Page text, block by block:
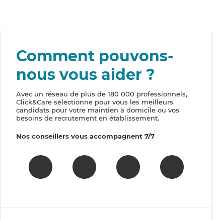
Comment pouvons-
nous vous aider ?
Avec un réseau de plus de 180 000 professionnels,
Click&Care sélectionne pour vous les meilleurs
candidats pour votre maintien à domicile ou vos
besoins de recrutement en établissement.
Nos conseillers vous accompagnent 7/7